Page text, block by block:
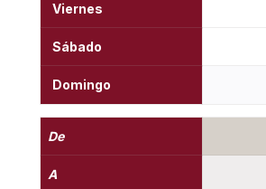
Viernes
Sábado
Domingo
De
A